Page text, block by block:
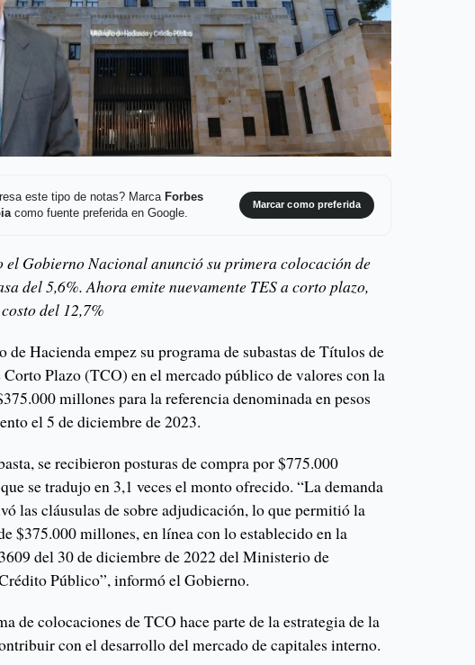
este tipo de notas? Marca Forbes
como fuente preferida en Google.
Marcar como preferida
el Gobierno Nacional anunció su primera colocación de
del 5,6%. Ahora emite nuevamente TES a corto plazo,
del 12,7%
Hacienda empez su programa de subastas de Títulos de
Corto Plazo (TCO) en el mercado público de valores con la
millones para la referencia denominada en pesos
el 5 de diciembre de 2023.
se recibieron posturas de compra por $775.000
se tradujo en 3,1 veces el monto ofrecido. “La demanda
las cláusulas de sobre adjudicación, lo que permitió la
$375.000 millones, en línea con lo establecido en la
del 30 de diciembre de 2022 del Ministerio de
Público”, informó el Gobierno.
de colocaciones de TCO hace parte de la estrategia de la
con el desarrollo del mercado de capitales interno.